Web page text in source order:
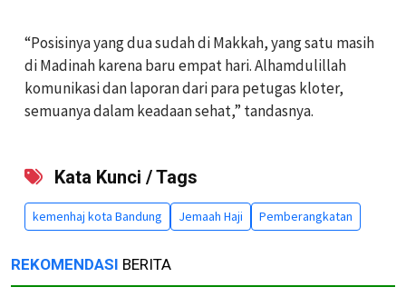
‎“Posisinya yang dua sudah di Makkah, yang satu masih
di Madinah karena baru empat hari. Alhamdulillah
komunikasi dan laporan dari para petugas kloter,
semuanya dalam keadaan sehat,” tandasnya.
Kata Kunci / Tags
kemenhaj kota Bandung Jemaah Haji Pemberangkatan
REKOMENDASI BERITA